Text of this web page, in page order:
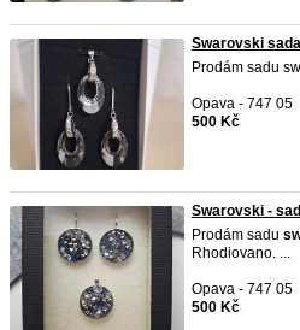
Swarovski
Prodám sadu
Opava - 747 05
500 Kč
Swarovski -
Prodám sadu
Rhodiovano. ...
Opava - 747 05
500 Kč